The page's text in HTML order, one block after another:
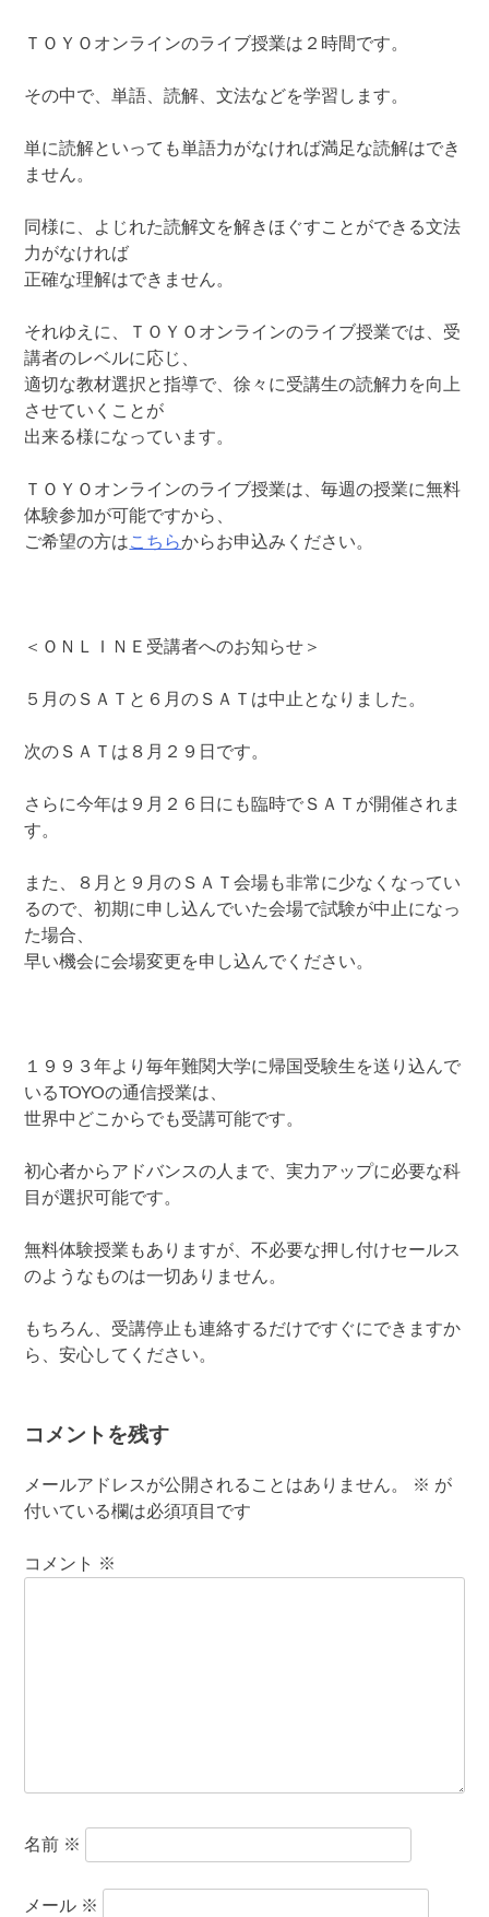
ＴＯＹＯオンラインのライブ授業は２時間です。
その中で、単語、読解、文法などを学習します。
単に読解といっても単語力がなければ満足な読解はでき
ません。
同様に、よじれた読解文を解きほぐすことができる文法
力がなければ
正確な理解はできません。
それゆえに、ＴＯＹＯオンラインのライブ授業では、受
講者のレベルに応じ、
適切な教材選択と指導で、徐々に受講生の読解力を向上
させていくことが
出来る様になっています。
ＴＯＹＯオンラインのライブ授業は、毎週の授業に無料
体験参加が可能ですから、
ご希望の方はこちらからお申込みください。
＜ＯＮＬＩＮＥ受講者へのお知らせ＞
５月のＳＡＴと６月のＳＡＴは中止となりました。
次のＳＡＴは８月２９日です。
さらに今年は９月２６日にも臨時でＳＡＴが開催されま
す。
また、８月と９月のＳＡＴ会場も非常に少なくなってい
るので、初期に申し込んでいた会場で試験が中止になっ
た場合、
早い機会に会場変更を申し込んでください。
１９９３年より毎年難関大学に帰国受験生を送り込んで
いるTOYOの通信授業は、
世界中どこからでも受講可能です。
初心者からアドバンスの人まで、実力アップに必要な科
目が選択可能です。
無料体験授業もありますが、不必要な押し付けセールス
のようなものは一切ありません。
もちろん、受講停止も連絡するだけですぐにできますか
ら、安心してください。
コメントを残す
メールアドレスが公開されることはありません。 ※ が
付いている欄は必須項目です
コメント ※
名前 ※
メール ※